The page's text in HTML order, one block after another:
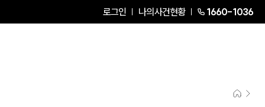
로그인 나의사건현황 1660-1036